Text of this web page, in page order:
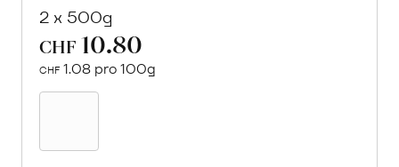
2 x 500g
CHF 10.80
CHF 1.08 pro 100g